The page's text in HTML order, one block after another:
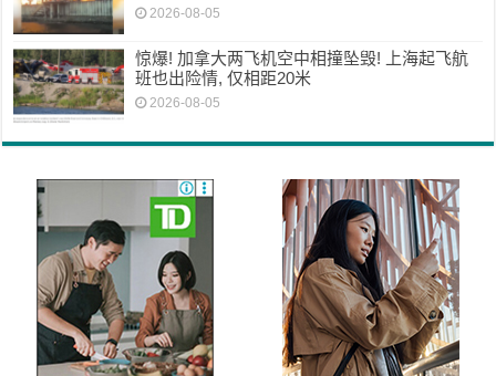
2026-08-05
惊爆! 加拿大两飞机空中相撞坠毁! 上海起飞航
班也出险情, 仅相距20米
2026-08-05